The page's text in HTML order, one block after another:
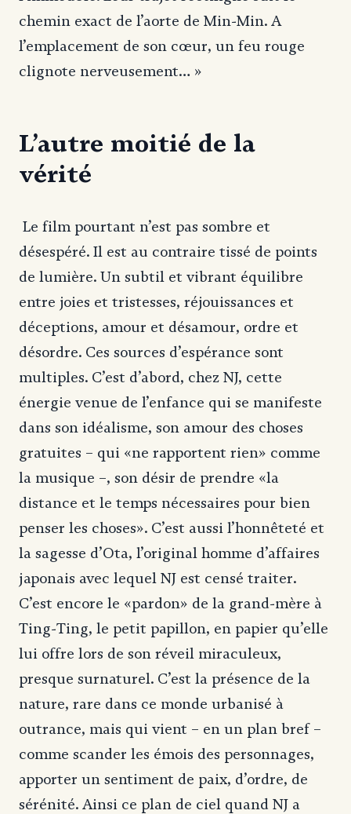
chemin exact de l’aorte de Min-Min. A
l’emplacement de son cœur, un feu rouge
clignote nerveusement… »
L’autre moitié de la
vérité
Le film pourtant n’est pas sombre et
désespéré. Il est au contraire tissé de points
de lumière. Un subtil et vibrant équilibre
entre joies et tristesses, réjouissances et
déceptions, amour et désamour, ordre et
désordre. Ces sources d’espérance sont
multiples. C’est d’abord, chez NJ, cette
énergie venue de l’enfance qui se manifeste
dans son idéalisme, son amour des choses
gratuites – qui «ne rapportent rien» comme
la musique –, son désir de prendre «la
distance et le temps nécessaires pour bien
penser les choses». C’est aussi l’honnêteté et
la sagesse d’Ota, l’original homme d’affaires
japonais avec lequel NJ est censé traiter.
C’est encore le «pardon» de la grand-mère à
Ting-Ting, le petit papillon, en papier qu’elle
lui offre lors de son réveil miraculeux,
presque surnaturel. C’est la présence de la
nature, rare dans ce monde urbanisé à
outrance, mais qui vient – en un plan bref –
comme scander les émois des personnages,
apporter un sentiment de paix, d’ordre, de
sérénité. Ainsi ce plan de ciel quand NJ a